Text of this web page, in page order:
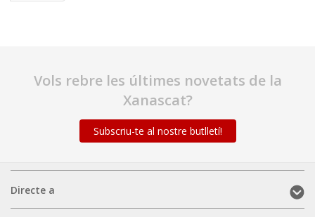
pàgina
Vols rebre les últimes novetats de la
Xanascat?
Subscriu-te al nostre butlletí!
Directe
a
Directe a